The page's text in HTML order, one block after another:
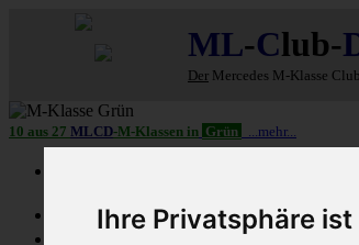
Ihre Privatsphäre
ML-Club-
Der Mercedes M-Klasse
10 aus 27 MLCD-M-Klassen in Grün ...mehr...
Ungelesene